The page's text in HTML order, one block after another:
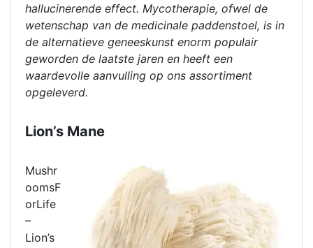
hallucinerende effect. Mycotherapie, ofwel de
wetenschap van de medicinale paddenstoel, is in
de alternatieve geneeskunst enorm populair
geworden de laatste jaren en heeft een
waardevolle aanvulling op ons assortiment
opgeleverd.
Lion’s Mane
Mushr
oomsF
orLife
–
Lion’s